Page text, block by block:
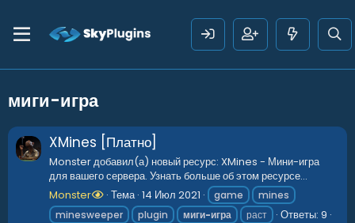
миги-игра
XMines [Платно]
Monster добавил(а) новый ресурс: XMines - Мини-игра
для вашего сервера. Узнать больше об этом ресурсе...
Monster
Тема 14 Июл 2021 game
mines
minesweeper
plugin миги-игра раст
Ответы: 9